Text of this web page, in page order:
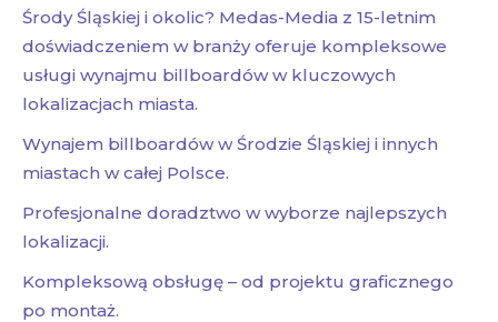
Środy Śląskiej i okolic? Medas-Media z 15-letnim
doświadczeniem w branży oferuje kompleksowe
usługi wynajmu billboardów w kluczowych
lokalizacjach miasta.
Wynajem billboardów w Środzie Śląskiej i innych
miastach w całej Polsce.
Profesjonalne doradztwo w wyborze najlepszych
lokalizacji.
Kompleksową obsługę – od projektu graficznego
po montaż.